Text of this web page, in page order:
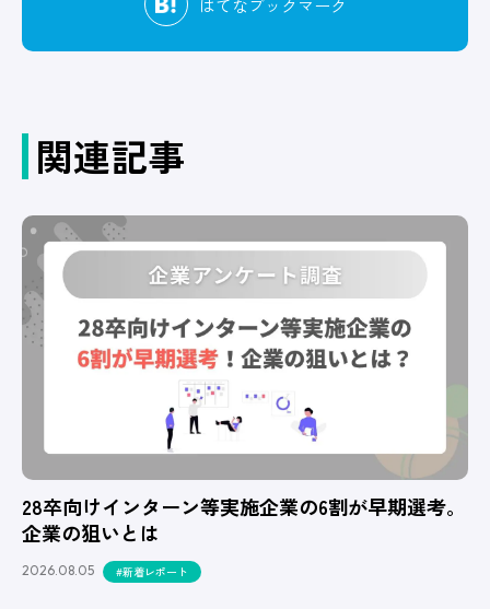
はてなブックマーク
関連記事
28卒向けインターン等実施企業の6割が早期選考。
企業の狙いとは
2026.08.05 #新着レポート